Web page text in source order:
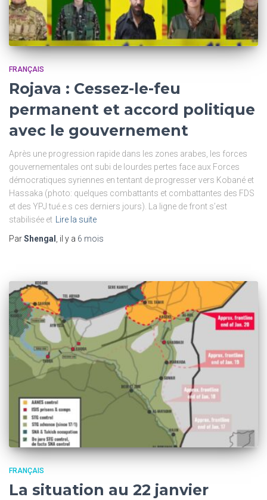
FRANÇAIS
Rojava : Cessez-le-feu
permanent et accord politique
avec le gouvernement
Après une progression rapide dans les zones arabes, les forces
gouvernementales ont subi de lourdes pertes face aux Forces
démocratiques syriennes en tentant de progresser vers Kobané et
Hassaka (photo: quelques combattants et combattantes des FDS
et des YPJ tué.e.s ces derniers jours). La ligne de front s’est
stabilisée et
Lire la suite
ParShengal , il y a 6 mois
FRANÇAIS
La situation au 22 janvier